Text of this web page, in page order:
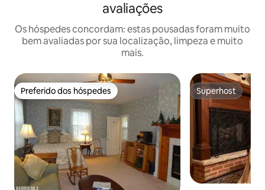
avaliações
Os hóspedes concordam: estas pousadas foram muito
bem avaliadas por sua localização, limpeza e muito
mais.
Preferido dos hóspedes
Preferido dos hóspedes Superhost
Superhost